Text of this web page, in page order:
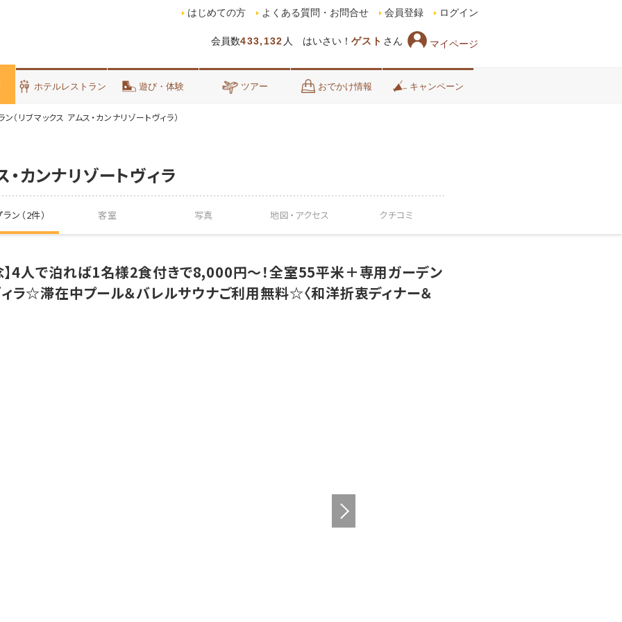
会員数433,132 人 はいさい！ ゲスト さん マイページ
はじめての方 よくある質問・お問合せ 会員登録 ログイン
ホテルレストラン 遊び・体験 ツアー おでかけ情報 キャンペーン
（リブマックス アムス・カンナリゾートヴィラ）
・カンナリゾートヴィラ
ン（2件） 客室 写真 地図・ アクセス クチコミ
】4人で泊れば1名様2食付きで8,000円～！全室55平米＋専用ガーデン
ラ☆滞在中プール＆バレルサウナご利用無料☆〈和洋折衷ディナー＆